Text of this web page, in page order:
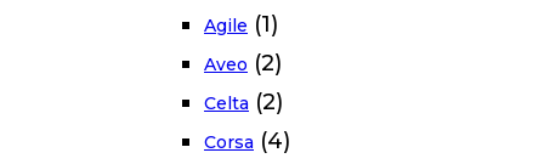
Agile (1)
Aveo (2)
Celta (2)
Corsa (4)